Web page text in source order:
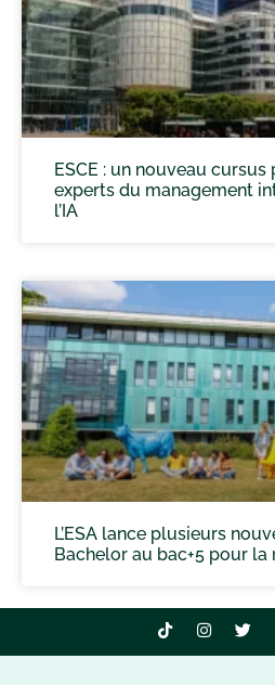
ESCE : un nouveau
experts du management
l’IA
L’ESA lance plusieurs
Bachelor au bac+5 pour la